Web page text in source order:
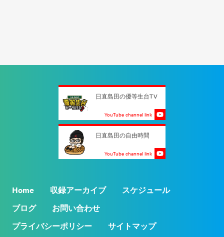
日直島田の優等生台TV
YouTube channel link
日直島田の自由時間
YouTube channel link
Home 収録アーカイブ
スケジュール
ブログ
お問い合わせ
プライバシーポリシー
サイトマップ